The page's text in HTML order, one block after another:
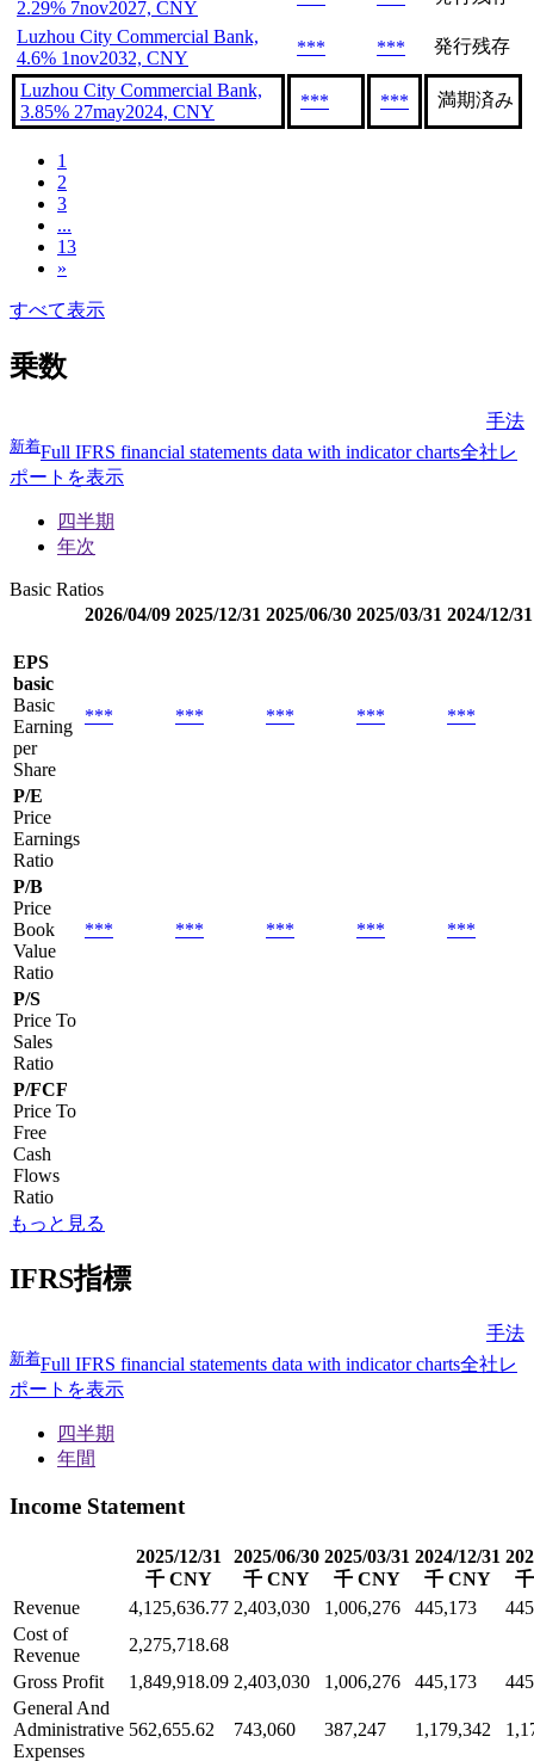
2.29% 7nov2027, CNY
Luzhou City Commercial Bank,
4.6% 1nov2032, CNY
*** *** 発行残存
Luzhou City Commercial Bank,
3.85% 27may2024, CNY
*** *** 満期済み
1
2
3
...
13
»
すべて表示
乗数
手法
新着Full IFRS financial statements data with indicator charts全社レ
ポートを表示
四半期
年次
Basic Ratios
2026/04/09 2025/12/31 2025/06/30 2025/03/31 2024/12/31
EPS
basic
Basic
Earning
per
Share
*** *** *** *** ***
P/E
Price
Earnings
Ratio
P/B
Price
Book
Value
Ratio
*** *** *** *** ***
P/S
Price To
Sales
Ratio
P/FCF
Price To
Free
Cash
Flows
Ratio
もっと見る
IFRS指標
手法
新着Full IFRS financial statements data with indicator charts全社レ
ポートを表示
四半期
年間
Income Statement
2025/12/31
千 CNY
2025/06/30
千 CNY
2025/03/31
千 CNY
2024/12/31
千 CNY
Revenue
4,125,636.77 2,403,030 1,006,276 445,173
Cost of
Revenue
2,275,718.68
Gross Profit
1,849,918.09 2,403,030 1,006,276 445,173
General And
Administrative
Expenses
562,655.62 743,060 387,247 1,179,342